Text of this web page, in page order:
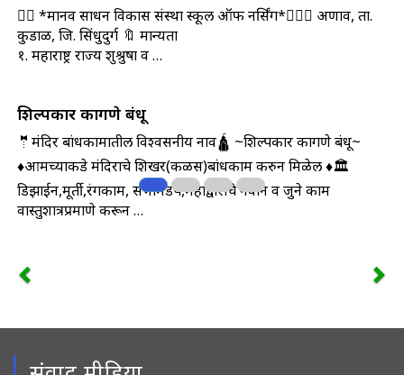
🧑‍⚕️ *मानव साधन विकास संस्था स्कूल ऑफ नर्सिंग*👩🏻‍⚕️ अणाव, ता.
कुडाळ, जि. सिंधुदुर्ग 🔖 मान्यता
१. महाराष्ट्र राज्य शुश्रुषा व …
शिल्पकार कागणे बंधू
🤵मंदिर बांधकामातील विश्वसनीय नाव🛕 ~शिल्पकार कागणे बंधू~
♦आमच्याकडे मंदिराचे शिखर(कळस)बांधकाम करुन मिळेल ♦🏛️
डिझाईन,मूर्ती,रंगकाम, सभामंडप,महाद्वाराचे नवीन व जुने काम
वास्तुशात्रप्रमाणे करून …